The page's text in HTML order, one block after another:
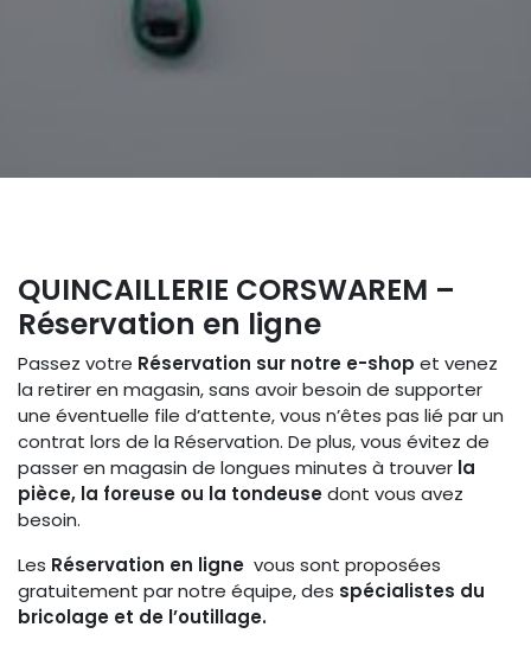
QUINCAILLERIE CORSWAREM –
Réservation en ligne
Passez votre Réservation sur notre e-shop et venez
la retirer en magasin, sans avoir besoin de supporter
une éventuelle file d’attente, vous n’êtes pas lié par un
contrat lors de la Réservation. De plus, vous évitez de
passer en magasin de longues minutes à trouver la
pièce, la foreuse ou la tondeusedont vous avez
besoin.
Les Réservation en ligne vous sont proposées
gratuitement par notre équipe, des spécialistes du
bricolage et de l’outillage.